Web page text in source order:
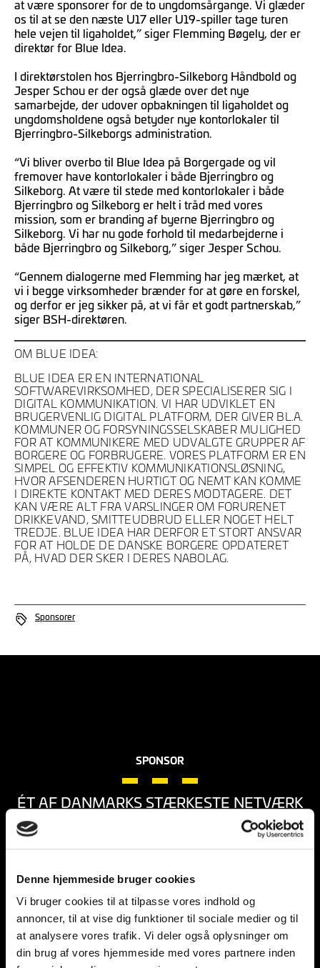
Denne hjemmeside bruger cookies
Vi bruger cookies til at tilpasse vores indhold og
annoncer, til at vise dig funktioner til sociale medier og til
at analysere vores trafik. Vi deler også oplysninger om
din brug af vores hjemmeside med vores partnere inden
at være sponsorer for de to ungdomsårgange. Vi glæder
os til at se den næste U17 eller U19-spiller tage turen
hele vejen til ligaholdet,” siger Flemming Bøgely, der er
direktør for Blue Idea.
I direktørstolen hos Bjerringbro-Silkeborg Håndbold og
Jesper Schou er der også glæde over det nye
samarbejde, der udover opbakningen til ligaholdet og
ungdomsholdene også betyder nye kontorlokaler til
Bjerringbro-Silkeborgs administration.
“Vi bliver overbo til Blue Idea på Borgergade og vil
fremover have kontorlokaler i både Bjerringbro og
Silkeborg. At være til stede med kontorlokaler i både
Bjerringbro og Silkeborg er helt i tråd med vores
mission, som er branding af byerne Bjerringbro og
Silkeborg. Vi har nu gode forhold til medarbejderne i
både Bjerringbro og Silkeborg,” siger Jesper Schou.
“Gennem dialogerne med Flemming har jeg mærket, at
vi i begge virksomheder brænder for at gøre en forskel,
og derfor er jeg sikker på, at vi får et godt partnerskab,”
siger BSH-direktøren.
OM BLUE IDEA:
BLUE IDEA ER EN INTERNATIONAL
SOFTWAREVIRKSOMHED, DER SPECIALISERER SIG I
DIGITAL KOMMUNIKATION. VI HAR UDVIKLET EN
BRUGERVENLIG DIGITAL PLATFORM, DER GIVER BL.A.
KOMMUNER OG FORSYNINGSSELSKABER MULIGHED
FOR AT KOMMUNIKERE MED UDVALGTE GRUPPER AF
BORGERE OG FORBRUGERE. VORES PLATFORM ER EN
SIMPEL OG EFFEKTIV KOMMUNIKATIONSLØSNING,
HVOR AFSENDEREN HURTIGT OG NEMT KAN KOMME
I DIREKTE KONTAKT MED DERES MODTAGERE. DET
KAN VÆRE ALT FRA VARSLINGER OM FORURENET
DRIKKEVAND, SMITTEUDBRUD ELLER NOGET HELT
TREDJE. BLUE IDEA HAR DERFOR ET STORT ANSVAR
FOR AT HOLDE DE DANSKE BORGERE OPDATERET
PÅ, HVAD DER SKER I DERES NABOLAG.
Sponsorer
SPONSOR
ÉT AF DANMARKS STÆRKESTE NETVÆRK
SENESTE NYHEDER